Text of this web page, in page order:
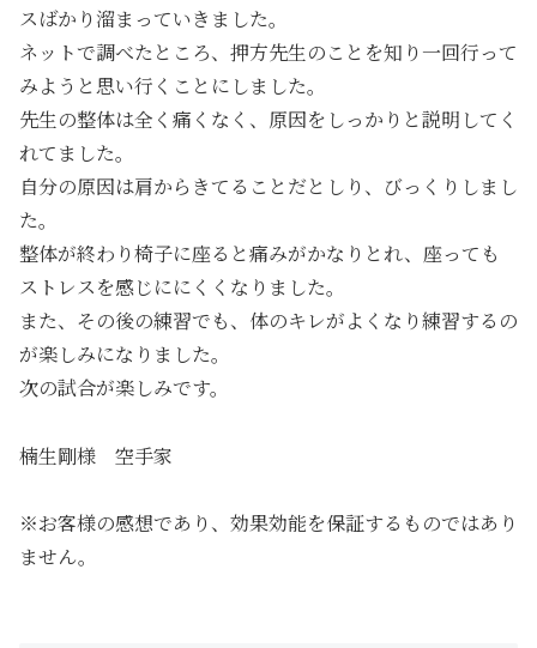
スばかり溜まっていきました。
ネットで調べたところ、押方先生のことを知り一回行って
みようと思い行くことにしました。
先生の整体は全く痛くなく、原因をしっかりと説明してく
れてました。
自分の原因は肩からきてることだとしり、びっくりしまし
た。
整体が終わり椅子に座ると痛みがかなりとれ、座っても
ストレスを感じににくくなりました。
また、その後の練習でも、体のキレがよくなり練習するの
が楽しみになりました。
次の試合が楽しみです。
楠生剛様 空手家
※お客様の感想であり、効果効能を保証するものではあり
ません。